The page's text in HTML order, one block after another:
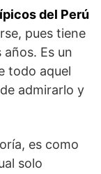
del Perú
pues tiene
Es un
todo aquel
admirarlo y
es como
solo